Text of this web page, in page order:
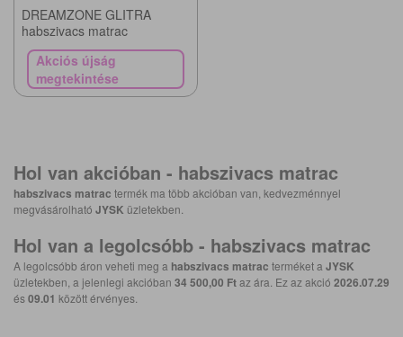
DREAMZONE GLITRA
habszivacs matrac
Akciós újság
megtekintése
Hol van akcióban - habszivacs matrac
habszivacs matrac termék ma több akcióban van, kedvezménnyel
megvásárolható JYSK üzletekben.
Hol van a legolcsóbb - habszivacs matrac
A legolcsóbb áron veheti meg a habszivacs matrac terméket a JYSK
üzletekben, a jelenlegi akcióban 34 500,00 Ftaz ára. Ez az akció 2026.07.29
és09.01 között érvényes.